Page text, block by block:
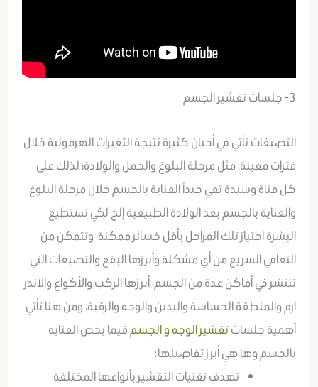
3- جلسات تقشير الجسم
التصبغات تأتي في أحيان كثيرة نتيجة التغيرات الهرمونية خلال
فترات معينة، مثل مرحلة البلوغ والحمل والولادة؛ لذلك على
كل فتاة وسيدة تعي جيداً العناية بالجسم خلال مرحلة البلوغ
والعناية بالجسم بعد الولادة الطبيعية إلخ لكي تستطيع
البشرة اجتياز تلك المراحل بأقل خسائر ممكنة، وتتمكن من
التعافي السريع من أي مشكلة وأبرزها البقع والتصبغات التي
تنتشر في أماكن عدة من الجسم، أبرزها الركب والأكواع والآندر
آرم والمنطقة الحساسة واليدين والوجه والرقبة، ومن هنا تأتي
أهمية جلساتتقشير الوجه و الجسم فيما يخص العنايه
بالجسم وها هي أبرز تفاصيلها:
تهدف تقنيات التقشير بأنواعها المختلفة